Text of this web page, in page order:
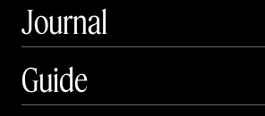
Journal
Guide